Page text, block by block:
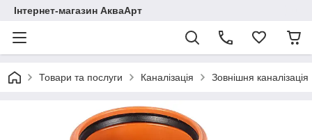
Інтернет-магазин АкваАрт
Товари та послуги Каналізація Зовнішня каналізація